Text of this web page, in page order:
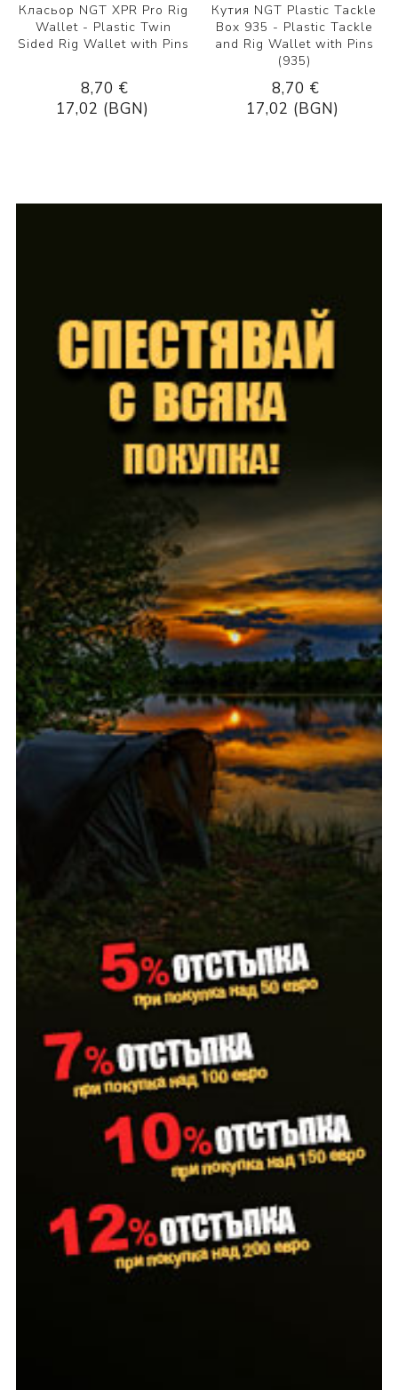
Класьор NGT XPR Pro Rig
Wallet - Plastic Twin
Sided Rig Wallet with Pins
8,70 €
17,02 (BGN)
Кутия NGT Plastic Tackle
Box 935 - Plastic Tackle
and Rig Wallet with Pins
(935)
8,70 €
17,02 (BGN)